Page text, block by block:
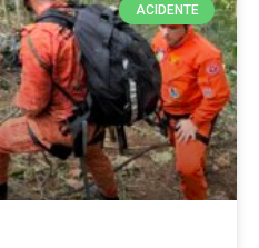
ACIDENTE